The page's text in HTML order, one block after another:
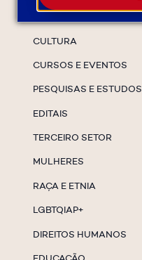
CULTURA
CURSOS E EVENTOS
PESQUISAS E ESTUDOS
EDITAIS
TERCEIRO SETOR
MULHERES
RAÇA E ETNIA
LGBTQIAP+
DIREITOS HUMANOS